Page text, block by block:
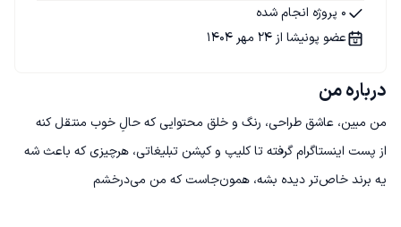
درباره من
از پست اینستاگرام گرفته تا کلیپ و کپشن تبلیغاتی، هرچیزی که باعث شه
0 پروژه انجام شده
عضو پونیشا از 24 مهر 1404